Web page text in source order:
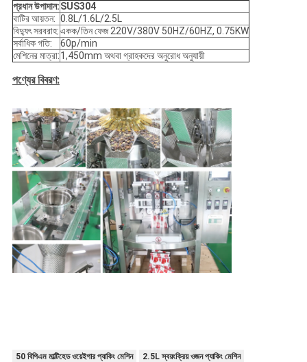
প্রধান উপাদান:SUS304
বাটির আয়তন: 0.8L/1.6L/2.5L
বিদ্যুৎ সরবরাহ:একক/তিন ফেজ 220V/380V 50HZ/60HZ, 0.75KW
সর্বাধিক গতি:
60p/min
মেশিনের মাত্রা:1,450mm অথবা গ্রাহকদের অনুরোধ অনুযায়ী
পণ্যের বিবরণ:
50 বিপিএম মাল্টিহেড ওয়েইগার প্যাকিং মেশিন
2.5L স্বয়ংক্রিয় ওজন প্যাকিং মেশিন